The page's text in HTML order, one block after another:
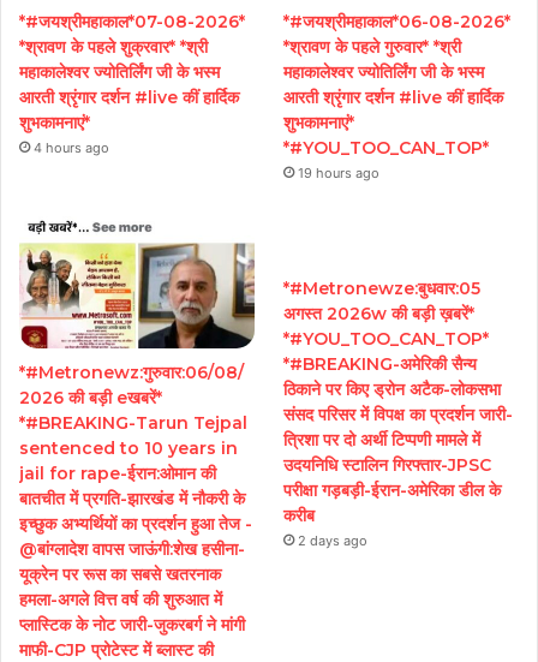
*#जयश्रीमहाकाल*07-08-2026*
*श्रावण के पहले शुक्रवार* *श्री
महाकालेश्वर ज्योतिर्लिंग जी के भस्म
आरती श्रृंगार दर्शन #live कीं हार्दिक
शुभकामनाएं*
4 hours ago
*#जयश्रीमहाकाल*06-08-2026*
*श्रावण के पहले गुरुवार* *श्री
महाकालेश्वर ज्योतिर्लिंग जी के भस्म
आरती श्रृंगार दर्शन #live कीं हार्दिक
शुभकामनाएं*
*#YOU_TOO_CAN_TOP*
19 hours ago
*#Metronewz:गुरुवार:06/08/
2026 की बड़ी eखबरें*
*#BREAKING-Tarun Tejpal
sentenced to 10 years in
jail for rape-ईरान:ओमान की
बातचीत में प्रगति-झारखंड में नौकरी के
इच्छुक अभ्यर्थियों का प्रदर्शन हुआ तेज -
@बांग्लादेश वापस जाऊंगी:शेख हसीना-
यूक्रेन पर रूस का सबसे खतरनाक
हमला-अगले वित्त वर्ष की शुरुआत में
प्लास्टिक के नोट जारी-जुकरबर्ग ने मांगी
माफी-CJP प्रोटेस्ट में ब्लास्ट की
*#Metronewze:बुधवार:05
अगस्त 2026w की बड़ी ख़बरें*
*#YOU_TOO_CAN_TOP*
*#BREAKING-अमेरिकी सैन्य
ठिकाने पर किए ड्रोन अटैक-लोकसभा
संसद परिसर में विपक्ष का प्रदर्शन जारी-
त्रिशा पर दो अर्थी टिप्पणी मामले में
उदयनिधि स्टालिन गिरफ्तार-JPSC
परीक्षा गड़बड़ी-ईरान-अमेरिका डील के
करीब
2 days ago